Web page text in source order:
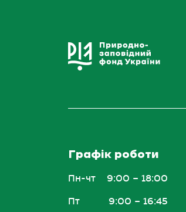
Графік роботи
Пн-чт 9:00 – 18:00
Пт 9:00 – 16:45